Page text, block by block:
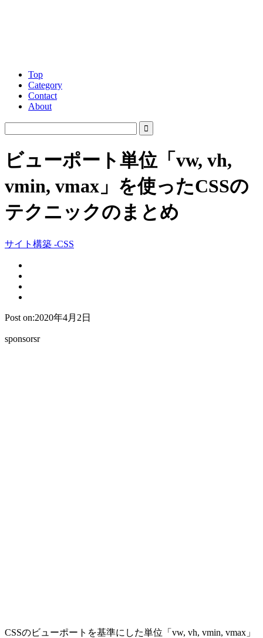
Top
Category
Contact
About
ビューポート単位「vw, vh,
vmin, vmax」を使ったCSSの
テクニックのまとめ
サイト構築 -CSS
Post on:2020年4月2日
sponsorsr
CSSのビューポートを基準にした単位「vw, vh, vmin, vmax」